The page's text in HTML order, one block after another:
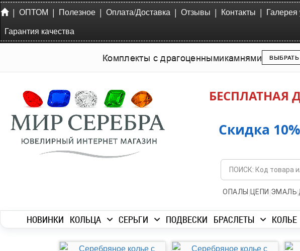
| ОПТОМ | Полезное | Оплата/Доставка | Отзывы | Контакты |
Гарантия качества
Комплекты с драгоценнымикамнями
БЕСПЛАТНАЯ
Скидка
ОПАЛЫ | ЦЕПИ |ЭМАЛЬ|
НОВИНКИ КОЛЬЦА СЕРЬГИ ПОДВЕСКИ БРАСЛЕТЫ КОЛЬЕ